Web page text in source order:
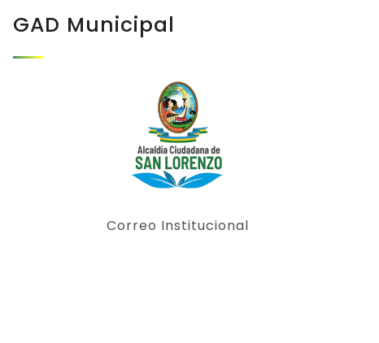
GAD Municipal
Correo Institucional